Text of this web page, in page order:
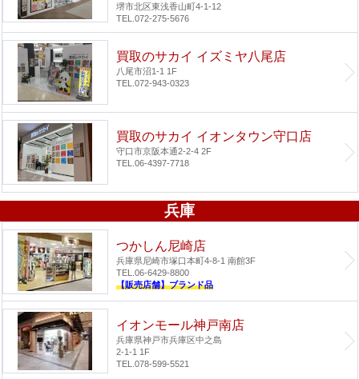
堺市北区東浅香山町4-1-12
TEL.072-275-5676
買取のサカイ イズミヤ八尾店
八尾市沼1-1 1F
TEL.072-943-0323
買取のサカイ イオンタウン守口店
守口市京阪本通2-2-4 2F
TEL.06-4397-7718
兵庫
つかしん尼崎店
兵庫県尼崎市塚口本町4-8-1 南館3F
TEL.06-6429-8800
【販売店舗】ブランド品
イオンモール神戸南店
兵庫県神戸市兵庫区中之島
2-1-1 1F
TEL.078-599-5521